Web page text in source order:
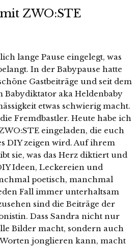
ZWO:STE
lange Pause eingelegt, was
In der Babypause hatte
Gastbeiträge und seit dem
Babydiktator aka Heldenbaby
etwas schwierig macht.
Fremdbastler. Heute habe ich
eingeladen, die euch
DIY zeigen wird. Auf ihrem
sie, was das Herz diktiert und
Ideen, Leckereien und
poetisch, manchmal
Fall immer unterhaltsam
sind die Beiträge der
Dass Sandra nicht nur
Bilder macht, sondern auch
jonglieren kann, macht